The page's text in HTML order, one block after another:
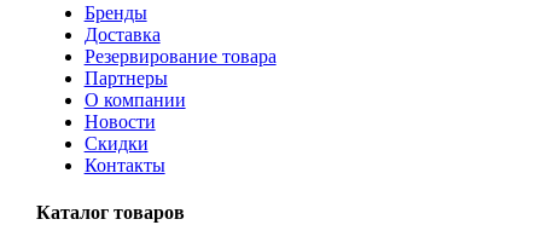
Бренды
Доставка
Резервирование товара
Партнеры
О компании
Новости
Скидки
Контакты
Каталог товаров